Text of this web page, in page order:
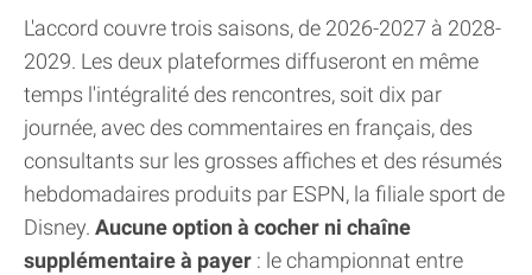
L'accord couvre trois saisons, de 2026-2027 à 2028-
2029. Les deux plateformes diffuseront en même
temps l'intégralité des rencontres, soit dix par
journée, avec des commentaires en français, des
consultants sur les grosses affiches et des résumés
hebdomadaires produits par ESPN, la filiale sport de
Disney. Aucune option à cocher ni chaîne
supplémentaire à payer : le championnat entre